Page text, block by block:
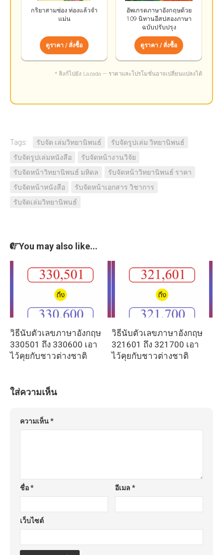
กริยาสามช่อง ท่องแล้วจำ
แม่น
ดูราคา / สั่งซื้อ
อัพเกรดภาษาอังกฤษด้วย
109 นิทานอีสปสองภาษา
ฉบับปรับปรุง
ดูราคา / สั่งซื้อ
* ลิงก์ไปยัง Lazada — ราคาและโปรโมชั่นอาจเปลี่ยนแปลงได้
Tags: รับจัด เล่มวิทยานิพนธ์
รับจัดรูปเล่ม วิทยานิพนธ์
รับจัดรูปเล่มหนังสือ
รับจัดหน้างานวิจัย
รับจัดหน้าวิทยานิพนธ์ มหิดล
รับจัดหน้าวิทยานิพนธ์ ราคา
รับจัดหน้าหนังสือ
รับจัดหน้าเอกสาร วิชาการ
รับจัดเล่มวิทยานิพนธ์
You may also like...
วิธีนับตัวเลขภาษาอังกฤษ
330501 ถึง 330600 เอา
ไว้คุยกับชาวต่างชาติ
วิธีนับตัวเลขภาษาอังกฤษ
321601 ถึง 321700 เอา
ไว้คุยกับชาวต่างชาติ
ใส่ความเห็น
ความเห็น*
ชื่อ* อีเมล*
เว็บไซต์